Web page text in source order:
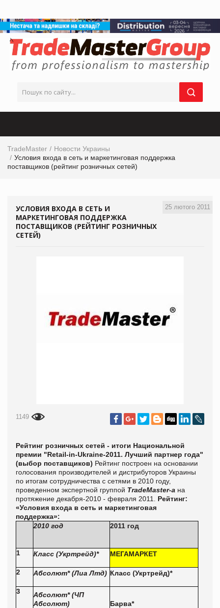
TradeMaster
Новости Украины
Условия входа в сеть и маркетинговая поддержка
поставщиков (рейтинг розничных сетей)
25 лютого 2011
УСЛОВИЯ ВХОДА В СЕТЬ И
МАРКЕТИНГОВАЯ ПОДДЕРЖКА
ПОСТАВЩИКОВ (РЕЙТИНГ РОЗНИЧНЫХ
СЕТЕЙ)
1149
Рейтинг розничных сетей - итоги Национальной
премии "Retail-in-Ukraine-2011. Лучший партнер года"
(выбор поставщиков) Рейтинг построен на основании
голосования производителей и дистрибуторов Украины
по итогам сотрудничества с сетями в 2010 году,
проведенном экспертной группой TradeMaster-a на
протяжение декабря-2010 - февраля 2011. Рейтинг:
«Условия входа в сеть и маркетинговая
поддержка»:
2010 год
2011 год
1 Класс (Укртрейд)* МЕГАМАРКЕТ
2 Абсолют*(Лиа Лтд) Класс (Укртрейд)*
3 Абсолют*(ЧП
Абсолют)
Барва*